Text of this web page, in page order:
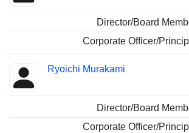
Director/Board
Corporate Officer/
Ryoichi Murakami
Director/Board
Corporate Officer/